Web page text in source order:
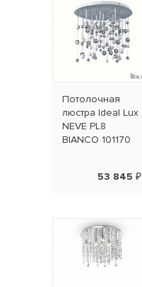
Потолочная
люстра Ideal Lux
NEVE PL8
BIANCO 101170
53 845 ₽